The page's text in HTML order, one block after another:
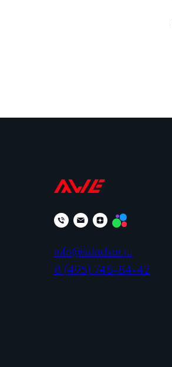
info@skladkar.ru
8 (495) 748-84-42